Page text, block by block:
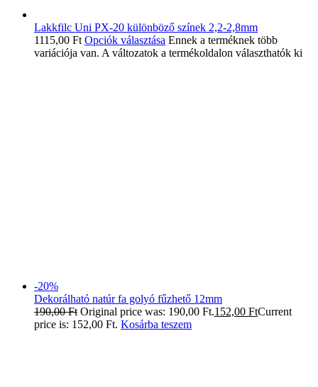
Lakkfilc Uni PX-20 különböző színek 2,2-2,8mm
1115,00 Ft Opciók választása Ennek a terméknek több
variációja van. A változatok a termékoldalon választhatók ki
-20%
Dekorálható natúr fa golyó fűzhető 12mm
190,00Ft Original price was: 190,00 Ft.152,00 FtCurrent
price is: 152,00 Ft. Kosárba teszem